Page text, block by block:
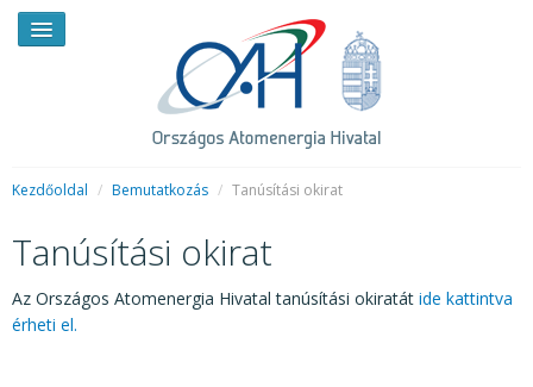
HÍREK
RENDKÍVÜLI HÍREK
Kezdőoldal / Bemutatkozás / Tanúsítási okirat
Tanúsítási okirat
Az Országos Atomenergia Hivatal tanúsítási okiratát ide kattintva
érheti el.